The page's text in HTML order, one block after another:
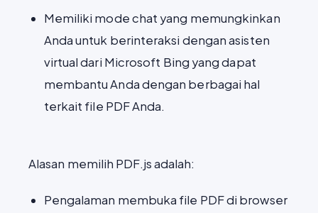
Memiliki mode chat yang memungkinkan
Anda untuk berinteraksi dengan asisten
virtual dari Microsoft Bing yang dapat
membantu Anda dengan berbagai hal
terkait file PDF Anda.
Alasan memilih PDF.js adalah:
Pengalaman membuka file PDF di browser